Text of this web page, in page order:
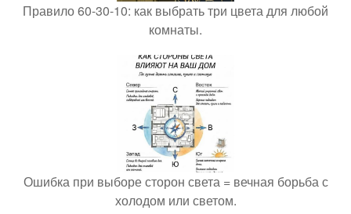
Правило 60-30-10: как выбрать три цвета для любой
комнаты.
Ошибка при выборе сторон света = вечная борьба с
холодом или светом.